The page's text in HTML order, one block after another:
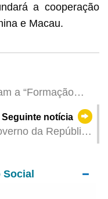
a cooperação
e Macau.
a “Formação
Seguinte notícia
da República
Anúncio
emitido pelo
Social